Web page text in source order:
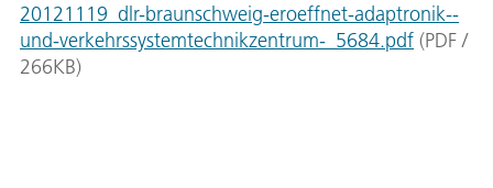
20121119_dlr-braunschweig-eroeffnet-adaptronik--
und-verkehrssystemtechnikzentrum-_5684.pdf (PDF /
266KB)